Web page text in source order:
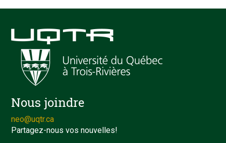
Nous joindre
neo@uqtr.ca
Partagez-nous vos nouvelles!